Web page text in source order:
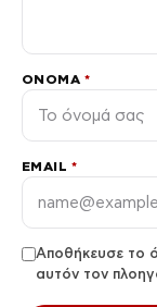
ΌΝΟΜΑ *
EMAIL *
Αποθήκευσε το
αυτόν τον